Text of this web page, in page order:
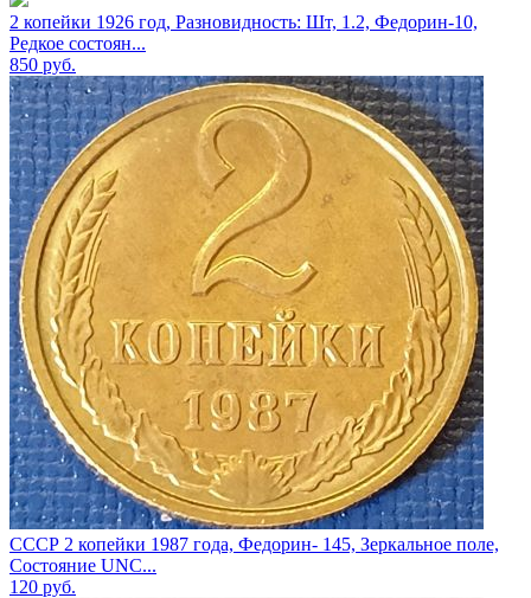
2 копейки 1926 год, Разновидность: Шт, 1.2, Федорин-10,
Редкое состоян...
850 руб.
СССР 2 копейки 1987 года, Федорин- 145, Зеркальное поле,
Состояние UNC...
120 руб.